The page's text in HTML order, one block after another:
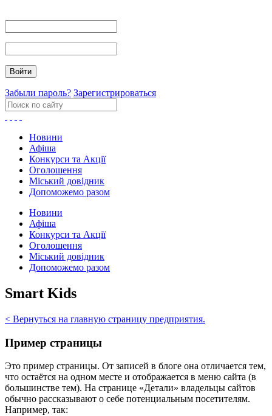
Забыли пароль? Зарегистрироваться
Новини
Афіша
Конкурси та Акції
Оголошення
Міський довідник
Допоможемо разом
Новини
Афіша
Конкурси та Акції
Оголошення
Міський довідник
Допоможемо разом
Smart Kids
< Вернуться на главную страницу предприятия.
Пример страницы
Это пример страницы. От записей в блоге она отличается тем,
что остаётся на одном месте и отображается в меню сайта (в
большинстве тем). На странице «Детали» владельцы сайтов
обычно рассказывают о себе потенциальным посетителям.
Например, так: